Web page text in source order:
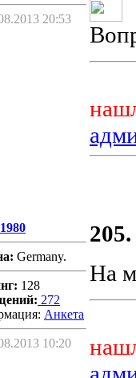
20:53
Germany.
128
272
Aнкета
10:20
205.
На